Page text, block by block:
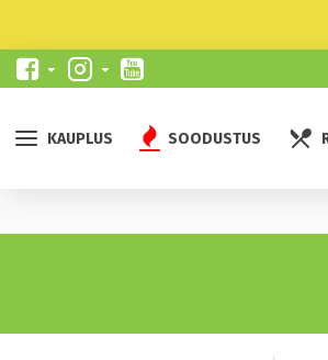
KAUPLUS SOODUSTUS